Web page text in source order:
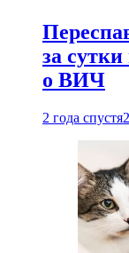
за
о ВИЧ
2 года спустя